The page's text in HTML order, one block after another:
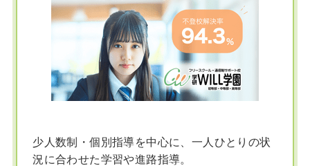
少人数制・個別指導を中心に、一人ひとりの状
況に合わせた学習や進路指導。